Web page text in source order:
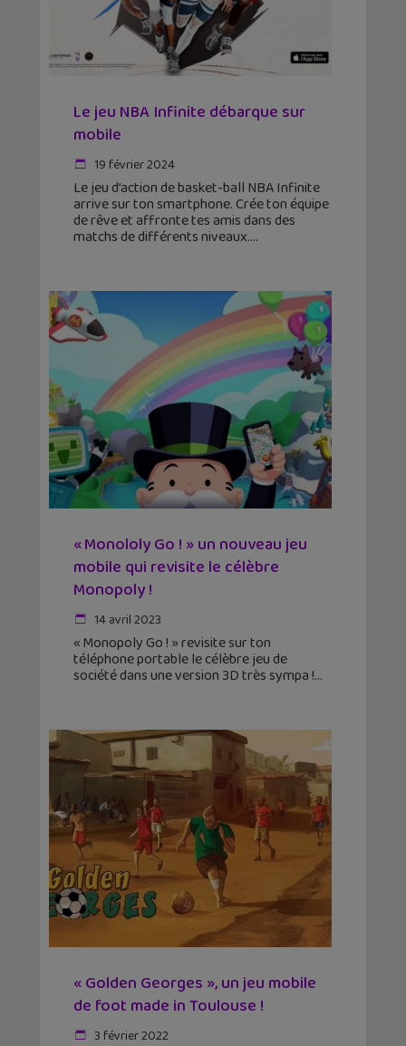
Le jeu NBA Infinite débarque sur
mobile
19 février 2024
Le jeu d’action de basket-ball NBA Infinite
arrive sur ton smartphone. Crée ton équipe
de rêve et affronte tes amis dans des
matchs de différents niveaux.
« Monololy Go ! » un nouveau jeu
mobile qui revisite le célèbre
Monopoly !
14 avril 2023
« Monopoly Go ! » revisite sur ton
téléphone portable le célèbre jeu de
société dans une version 3D très sympa !
« Golden Georges », un jeu mobile
de foot made in Toulouse !
3 février 2022